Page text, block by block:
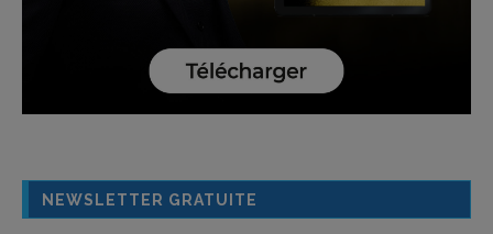
NEWSLETTER GRATUITE